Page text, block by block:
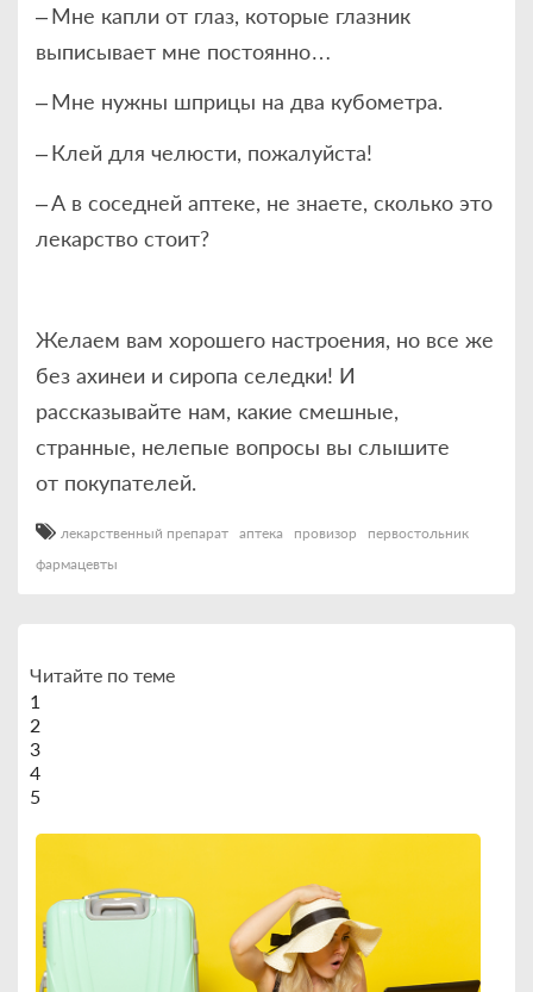
– Мне капли от глаз, которые глазник
выписывает мне постоянно…
– Мне нужны шприцы на два кубометра.
– Клей для челюсти, пожалуйста!
– А в соседней аптеке, не знаете, сколько это
лекарство стоит?
Желаем вам хорошего настроения, но все же
без ахинеи и сиропа селедки! И
рассказывайте нам, какие смешные,
странные, нелепые вопросы вы слышите
от покупателей.
лекарственный препарат аптека провизор
первостольник
фармацевты
Читайте по теме
1
2
3
4
5